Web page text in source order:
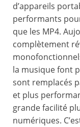
d’appareils
performants
que les MP4.
complètement
la musique font
sont remplacés
et plus
grande facilité
numériques.